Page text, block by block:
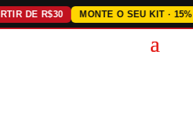
R$30 MONTE O SEU KIT · 15% OFF